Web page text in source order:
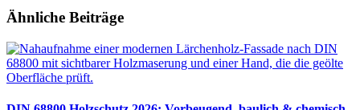
Ähnliche Beiträge